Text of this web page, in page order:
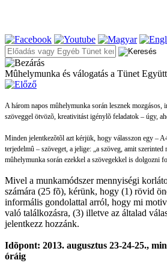
Mûhelymunka és válogatás a Tünet
A három napos mûhelymunka során lesznek mozgásos,
szöveggel ötvözõ, kreativitást igénylõ feladatok – úgy,
Minden jelentkezõtõl azt kérjük, hogy válasszon egy –
terjedelmû – szöveget, a jelige: „a szöveg, amit
mûhelymunka során ezekkel a szövegekkel is dolgozni
Mivel a munkamódszer mennyiségi
számára (25 fõ), kérünk, hogy (1) rövid
informális gondolattal arról, hogy mi
való találkozásra, (3) illetve az általad
jelentkezz hozzánk.
Idõpont: 2013. augusztus 23-24-25.,
óráig